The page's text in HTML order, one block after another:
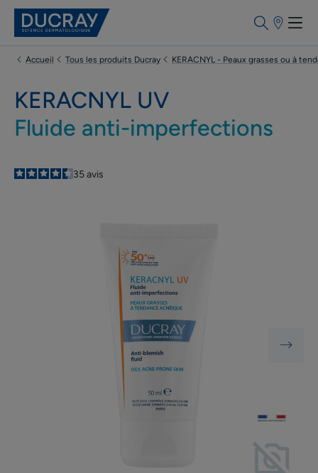
Points
vente
Accueil
Tous les produits Ducray KERACNYL - Peaux grasses ou à
KERACNYL UV
Fluide anti-imperfections
4.5
/5
35avis